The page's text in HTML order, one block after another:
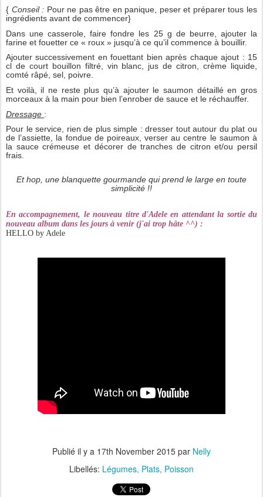
{ Conseil : Pour ne pas être en panique, peser et préparer tous les
ingrédients avant de commencer}
Dans une casserole, faire fondre les 25 g de beurre, ajouter la
farine et fouetter ce « roux » jusqu’à ce qu’il commence à bouillir.
Ajouter successivement en fouettant bien après chaque ajout : 15
cl de court bouillon filtré, vin blanc, jus de citron, crème liquide,
comté râpé, sel, poivre.
Et voilà, il ne reste plus qu’à ajouter le saumon détaillé en gros
morceaux à la main pour bien l’enrober de sauce et le réchauffer.
Dressage :
Pour le service, rien de plus simple : dresser tout autour du plat ou
de l’assiette, la fondue de poireaux, verser au centre le saumon à
la sauce crémeuse et décorer de tranches de citron et/ou persil
frais.
Et hop, une blanquette gourmande qui prend le large en toute
simplicité !!
En accompagnement, le nouveau titre d'Adele en attendant la sortie du
nouveau album dans les jours à venir (j'ai trop hâte ^^) :
HELLO by Adele
Publié il y a 17th November 2015 par Nelly
Libellés: Légumes Plats Poisson